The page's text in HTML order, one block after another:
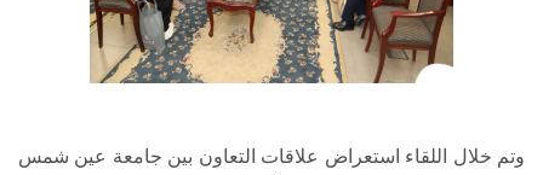
وتم خلال اللقاء استعراض علاقات التعاون بين جامعة عين شمس